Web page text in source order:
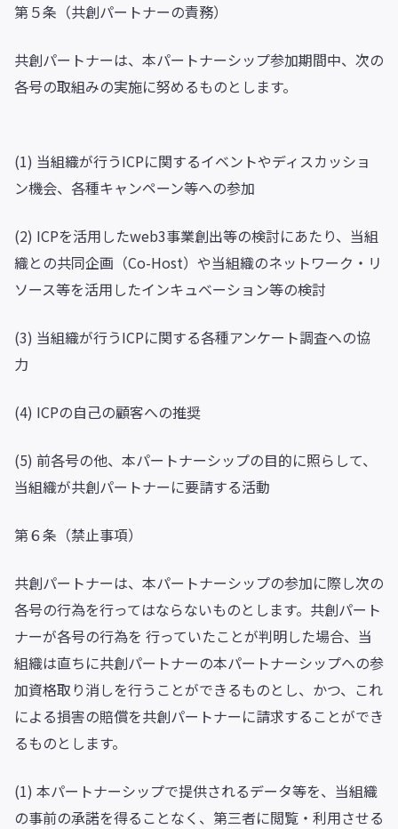
第５条（共創パートナーの責務）
共創パートナーは、本パートナーシップ参加期間中、次の
各号の取組みの実施に努めるものとします。
(1) 当組織が行うICPに関するイベントやディスカッショ
ン機会、各種キャンペーン等への参加
(2) ICPを活用したweb3事業創出等の検討にあたり、当組
織との共同企画（Co-Host）や当組織のネットワーク・リ
ソース等を活用したインキュベーション等の検討
(3) 当組織が行うICPに関する各種アンケート調査への協
力
(4) ICPの自己の顧客への推奨
(5) 前各号の他、本パートナーシップの目的に照らして、
当組織が共創パートナーに要請する活動
第６条（禁止事項）
共創パートナーは、本パートナーシップの参加に際し次の
各号の行為を行ってはならないものとします。共創パート
ナーが各号の行為を 行っていたことが判明した場合、当
組織は直ちに共創パートナーの本パートナーシップへの参
加資格取り消しを行うことができるものとし、かつ、これ
による損害の賠償を共創パートナーに請求することができ
るものとします。
(1) 本パートナーシップで提供されるデータ等を、当組織
の事前の承諾を得ることなく、第三者に閲覧・利用させる